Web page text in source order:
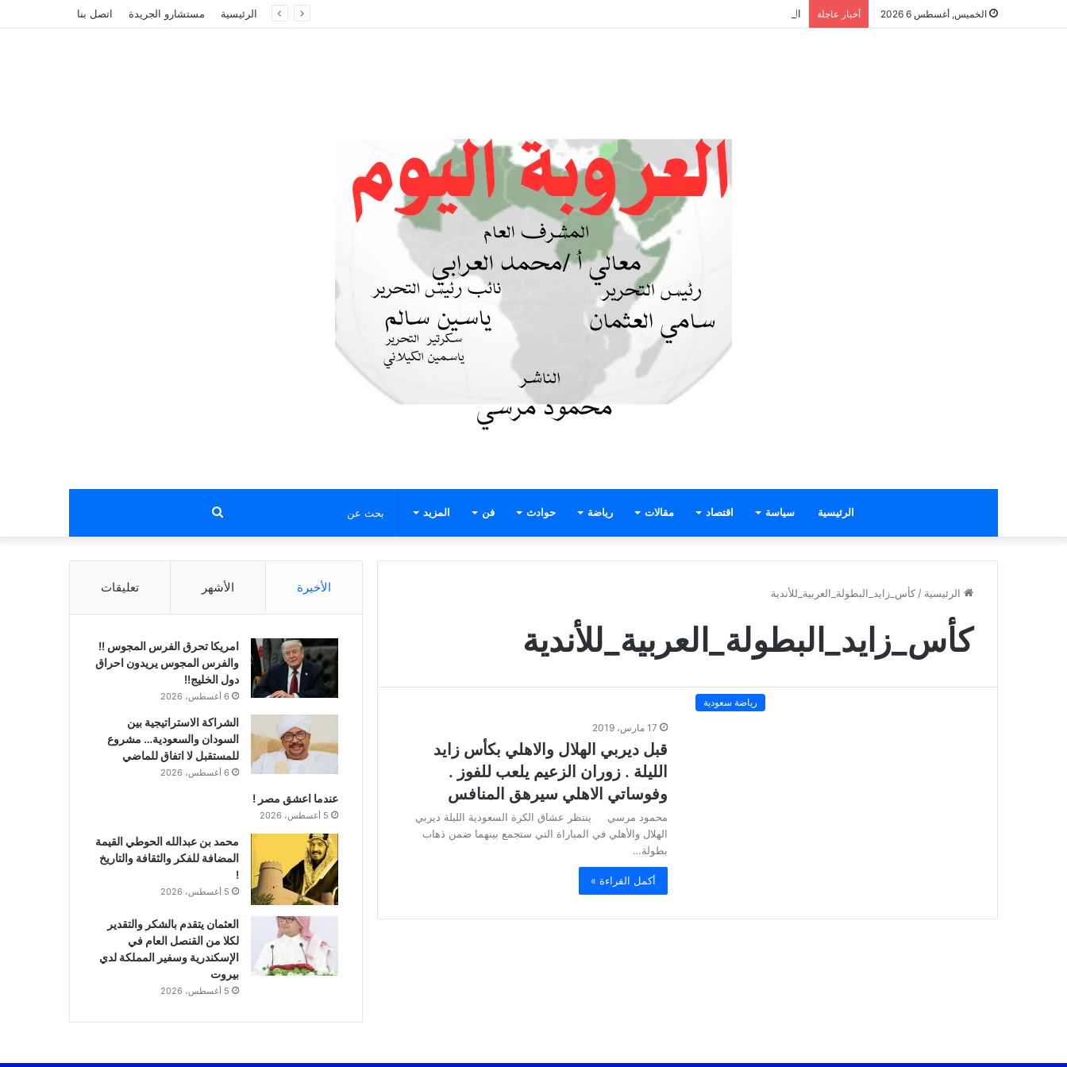
الخميس, أغسطس 6 2026 أخبار عاجلة الشراكة الاستراتيجية بين السودان والسعودية… مشروع للمستقبل لا اتفاق للماضي الرئيسية مستشارو الجريدة اتصل بنا
الرئيسية سياسة اقتصاد مقالات رياضة حوادث فن المزيد بحث
عن
الرئيسية / كأس_زايد_البطولة_العربية_للأندية
كأس_زايد_البطولة_العربية_للأندية
رياضة سعودية
17 مارس، 2019
قبل ديربي الهلال والاهلي بكأس زايد
الليلة . زوران الزعيم يلعب للفوز .
وفوساتي الاهلي سيرهق المنافس
محمود مرسي ينتظر عشاق الكرة السعودية الليلة ديربي
الهلال والأهلي في المباراة التي ستجمع بينهما ضمن ذهاب
بطولة…
أكمل القراءة »
الأخيرة الأشهر تعليقات
امريكا تحرق الفرس المجوس !!
والفرس المجوس يريدون احراق
دول الخليج!!
6 أغسطس، 2026
الشراكة الاستراتيجية بين
السودان والسعودية… مشروع
للمستقبل لا اتفاق للماضي
6 أغسطس، 2026
عندما اعشق مصر !
5 أغسطس، 2026
محمد بن عبدالله الحوطي القيمة
المضافة للفكر والثقافة والتاريخ
!
5 أغسطس، 2026
العثمان يتقدم بالشكر والتقدير
لكلا من القنصل العام في
الإسكندرية وسفير المملكة لدي
بيروت
5 أغسطس، 2026